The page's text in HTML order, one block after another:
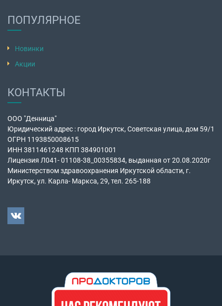
ПОПУЛЯРНОЕ
Новинки
Акции
КОНТАКТЫ
ООО "Денница"
Юридический адрес : город Иркутск, Советская улица, дом 59/1
ОГРН 1193850008615
ИНН 3811461248 КПП 384901001
Лицензия Л041- 01108-38_00355834, выданная от 20.08.2020г
Министерством здравоохранения Иркутской области, г.
Иркутск, ул. Карла- Маркса, 29, тел. 265-188